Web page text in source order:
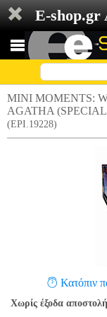
E-shop.gr
MINI MOMENTS:
AGATHA
(EPI.19228)
Κατόπιν
Χωρίς έξοδα